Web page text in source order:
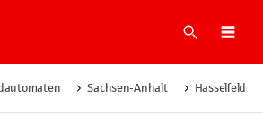
Suche
Sachsen-Anhalt Hasselfelde